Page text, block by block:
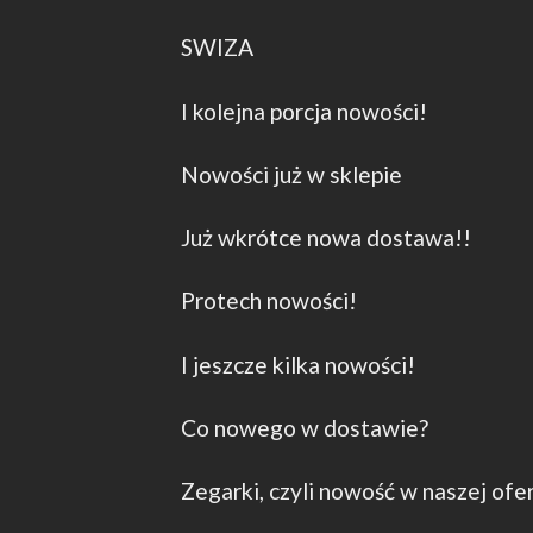
SWIZA
I kolejna porcja nowości!
Nowości już w sklepie
Już wkrótce nowa dostawa!!
Protech nowości!
I jeszcze kilka nowości!
Co nowego w dostawie?
Zegarki, czyli nowość w naszej